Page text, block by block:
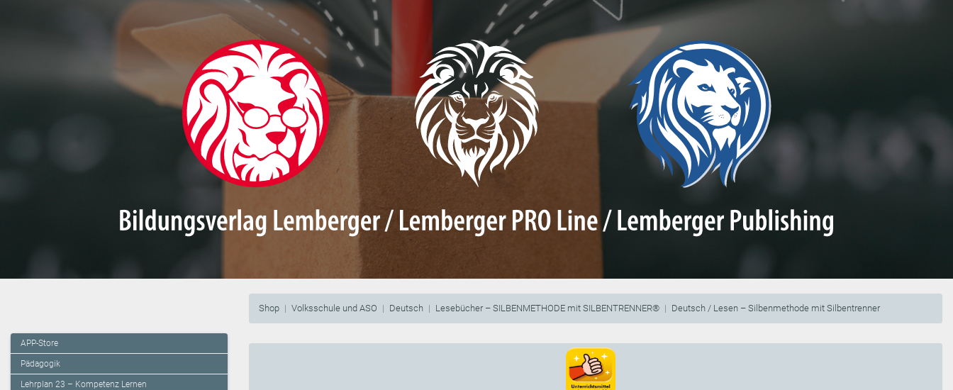
Shop Volksschule und ASO Deutsch Lesebücher – SILBENMETHODE mit SILBENTRENNER® Deutsch / Lesen – Silbenmethode mit Silbentrenner
APP-Store
Pädagogik
Lehrplan 23 – Kompetenz Lernen